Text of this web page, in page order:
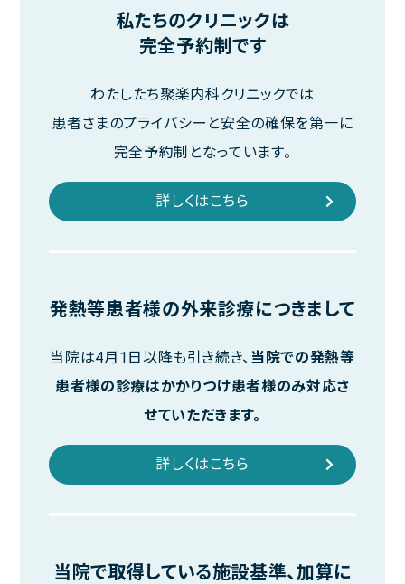
聚楽内科クリニック
熊本県熊本市東区西原1丁目11-31 プラチナマンション聚楽 B棟1F
TEL.096-387-2277
完全予約制
水 木 日･祝
午前 休診 休診
私たちのクリニックは
完全予約制です
わたしたち聚楽内科クリニックでは
患者さまのプライバシーと安全の確保を第一に
完全予約制となっています。
詳しくはこちら
発熱等患者様の外来診療につきまして
当院は4月1日以降も引き続き、 当院での発熱等
患者様の診療はかかりつけ患者様のみ対応さ
せていただきます。
詳しくはこちら
当院で取得している施設基準、加算に